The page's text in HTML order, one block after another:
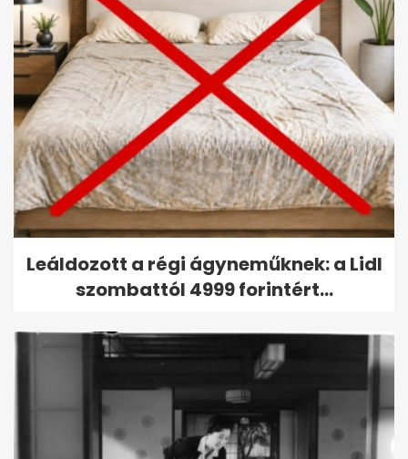
Leáldozott a régi ágyneműknek: a Lidl
szombattól 4999 forintért...